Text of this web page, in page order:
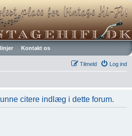
Kontakt os
Log ind
Tilmeld
citere indlæg i dette forum.